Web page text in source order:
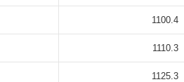
1100.4
1110.3
1125.3